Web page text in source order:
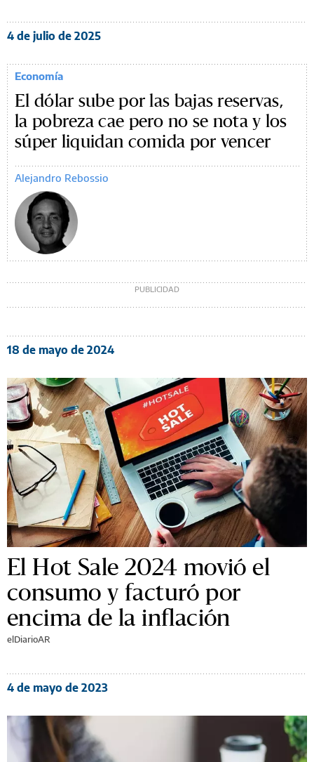
4 de julio de 2025
Economía
El dólar sube por las bajas reservas,
la pobreza cae pero no se nota y los
súper liquidan comida por vencer
Alejandro Rebossio
18 de mayo de 2024
El Hot Sale 2024 movió el
consumo y facturó por
encima de la inflación
elDiarioAR
4 de mayo de 2023